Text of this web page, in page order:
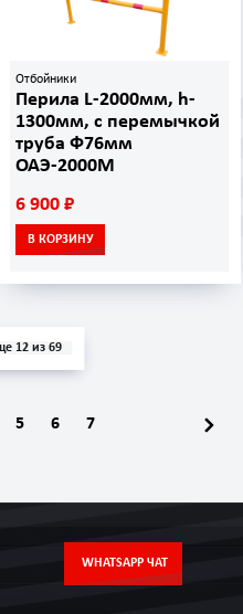
Отбойники
Перила L-2000мм, h-
1300мм, с перемычкой
труба Ф76мм
ОАЭ-2000М
6 900 ₽
В КОРЗИНУ
12 из 69
5 6 7
WHATSAPP ЧАТ